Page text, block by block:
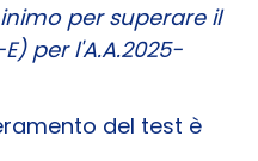
per superare il
per l'A.A.2025-
del test è